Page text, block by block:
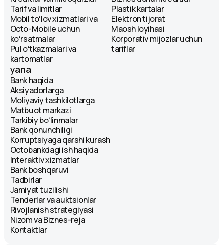
Tarif va limitlar
Mobil toʻlov xizmatlari va
Octo-Mobile uchun
koʻrsatmalar
Pul oʻtkazmalari va
kartomatlar
Plastik kartalar
Elektron tijorat
Maosh loyihasi
Korporativ mijozlar uchun
tariflar
yana
Bank haqida
Aksiyadorlarga
Moliyaviy tashkilotlarga
Matbuot markazi
Tarkibiy boʻlinmalar
Bank qonunchiligi
Korruptsiyaga qarshi kurash
Octobankdagi ish haqida
Interaktiv xizmatlar
Bank boshqaruvi
Tadbirlar
Jamiyat tuzilishi
Tenderlar va auktsionlar
Rivojlanish strategiyasi
Nizom va Biznes-reja
Kontaktlar